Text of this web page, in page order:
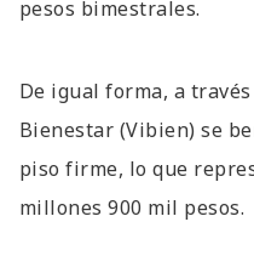
pesos bimestrales.
De igual forma, a
Bienestar (Vibien) se
piso firme, lo que
millones 900 mil pesos.